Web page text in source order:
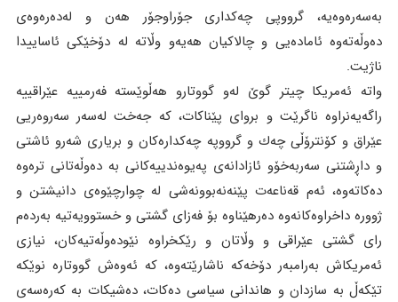
بەسەرەوەیە، گرووپی چەکداری جۆراوجۆر هەن و لەدەرەوەی
دەوڵەتەوە ئامادەیی و چالاکیان هەیەو وڵاتە لە دۆخێکی ئاساییدا
ناژیت.
واتە ئەمریکا چیتر گوێ لەو گووتارو هەڵوێستە فەرمییە عێراقییە
راگەیەنراوە ناگرێت و بروای پێناکات، کە جەخت لەسەر سەروەریی
عێراق و کۆنترۆڵی چەك و گرووپە چەکدارەکان و بریاری شەرو ئاشتی
و داڕشتنی سەربەخۆو ئازادانەی پەیوەندییەکانی بە دەوڵەتانی ترەوە
دەکاتەوە، ئەم قەناعەت پێنەنەبوونەشی لە چوارچێوەی دانیشتن و
ژوورە داخراوەکانەوە دەرهێناوە بۆ فەزای گشتی و خستوویەتیە بەردەم
رای گشتی عێراقی و وڵاتان و رێکخراوە نێودەوڵەتیەکان، نیازی
ئەمریکاش بەرامبەر دۆخەکە ناشارێتەوە، کە ئەوەش گووتارە نوێکە
تێکەڵ بە سازدان و هاندانی سیاسی دەکات، دەشیکات بە کەرەسەی